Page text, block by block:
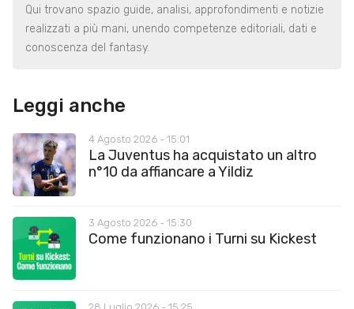
Qui trovano spazio guide, analisi, approfondimenti e notizie
realizzati a più mani, unendo competenze editoriali, dati e
conoscenza del fantasy.
Leggi anche
4 Agosto 2026 - 15:01
La Juventus ha acquistato un altro
n°10 da affiancare a Yildiz
3 Agosto 2026 - 15:30
Come funzionano i Turni su Kickest